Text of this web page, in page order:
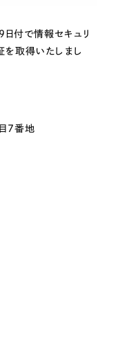
付で情報セキュリ
を取得いたしまし
7番地